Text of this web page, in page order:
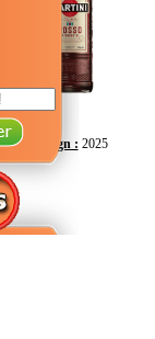
Design : 2025